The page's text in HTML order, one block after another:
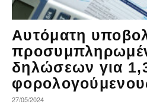
Αυτόματη
δηλώσεων για
27/05/2024